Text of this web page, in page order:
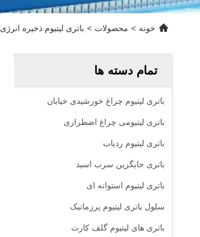
خونه > محصولات > باتری لیتیوم ذخیره انرژی
تمام دسته ها
باتری لیتیوم چراغ خورشیدی خیابان
باتری لیتیومی چراغ اضطراری
باتری لیتیوم ردیاب
باتری جایگزین سرب اسید
باتری لیتیوم استوانه ای
سلول باتری لیتیوم پرزماتیک
باتری های لیتیوم گلف کارت